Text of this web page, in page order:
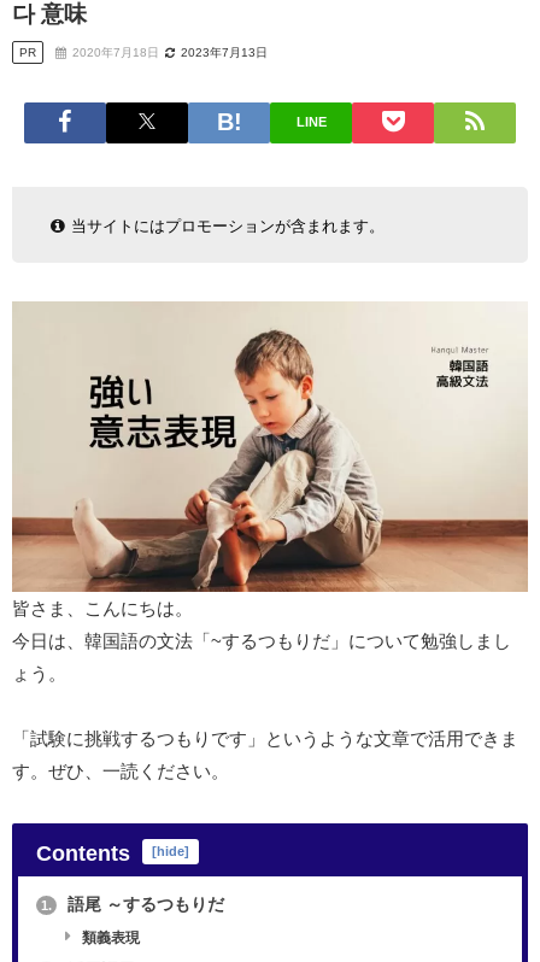
다 意味
PR 2020年7月18日 2023年7月13日
LINE
当サイトにはプロモーションが含まれます。
皆さま、こんにちは。
今日は、韓国語の文法「~するつもりだ」について勉強しまし
ょう。
「試験に挑戦するつもりです」というような文章で活用できま
す。ぜひ、一読ください。
Contents [hide]
1. 語尾 ～するつもりだ
類義表現